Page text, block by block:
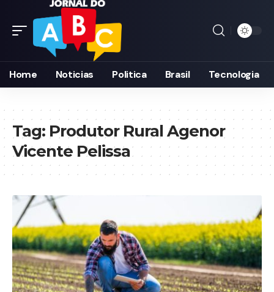
Home Noticias Politica Brasil Tecnologia
Tag: Produtor Rural Agenor
Vicente Pelissa